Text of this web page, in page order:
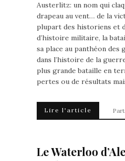
Austerlitz: un nom qui
drapeau au vent… de la
plupart des historiens et
d’histoire militaire, la
sa place au panthéon des
dans l’histoire de la
plus grande bataille en
pertes ou de résultats
Lire l'article
Le Waterloo